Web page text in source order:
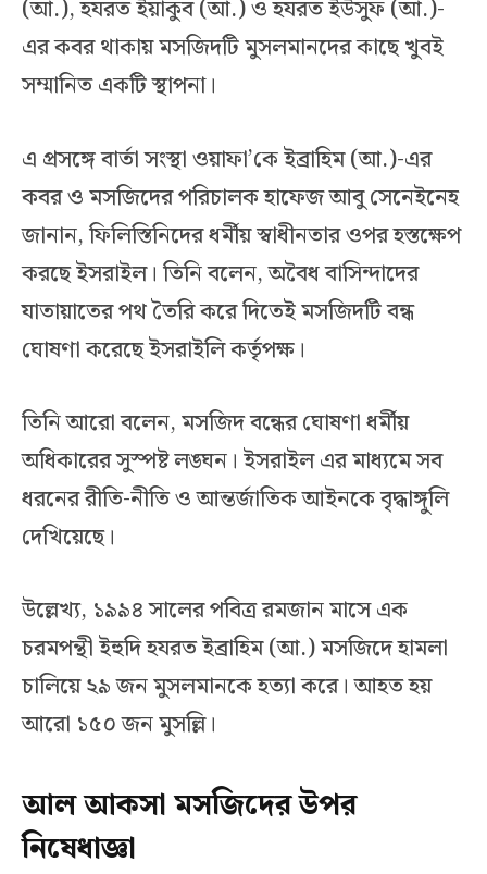
(আ.), হযরত ইয়াকুব (আ.) ও হযরত ইউসুফ (আ.)-
এর কবর থাকায় মসজিদটি মুসলমানদের কাছে খুবই
সম্মানিত একটি স্থাপনা।
এ প্রসঙ্গে বার্তা সংস্থা ওয়াফা’কে ইব্রাহিম (আ.)-এর
কবর ও মসজিদের পরিচালক হাফেজ আবু সেনেইনেহ
জানান, ফিলিস্তিনিদের ধর্মীয় স্বাধীনতার ওপর হস্তক্ষেপ
করছে ইসরাইল। তিনি বলেন, অবৈধ বাসিন্দাদের
যাতায়াতের পথ তৈরি করে দিতেই মসজিদটি বন্ধ
ঘোষণা করেছে ইসরাইলি কর্তৃপক্ষ।
তিনি আরো বলেন, মসজিদ বন্ধের ঘোষণা ধর্মীয়
অধিকারের সুস্পষ্ট লঙ্ঘন। ইসরাইল এর মাধ্যমে সব
ধরনের রীতি-নীতি ও আন্তর্জাতিক আইনকে বৃদ্ধাঙ্গুলি
দেখিয়েছে।
উল্লেখ্য, ১৯৯৪ সালের পবিত্র রমজান মাসে এক
চরমপন্থী ইহুদি হযরত ইব্রাহিম (আ.) মসজিদে হামলা
চালিয়ে ২৯ জন মুসলমানকে হত্যা করে। আহত হয়
আরো ১৫০ জন মুসল্লি।
আল আকসা মসজিদের উপর
নিষেধাজ্ঞা